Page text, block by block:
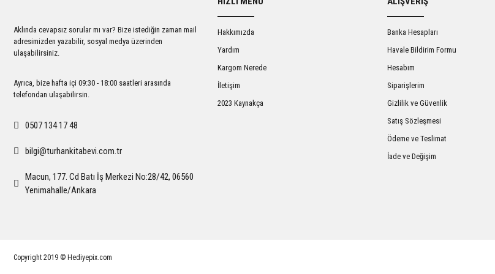
Ürün fiyatı diğer sitelerden daha pahalı.
Bu ürüne benzer farklı alternatifler olmalı.
Gönder
Aklında cevapsız sorular mı var? Bize istediğin zaman mail
adresimizden yazabilir, sosyal medya üzerinden
ulaşabilirsiniz.
Ayrıca, bize hafta içi 09:30 - 18:00 saatleri arasında
telefondan ulaşabilirsin.
0507 134 17 48
bilgi@turhankitabevi.com.tr
Macun, 177. Cd Batı İş Merkezi No:28/42, 06560
Yenimahalle/Ankara
Hakkımızda
Yardım
Kargom Nerede
İletişim
2023 Kaynakça
Banka Hesapları
Havale Bildirim Formu
Hesabım
Siparişlerim
Gizlilik ve Güvenlik
Satış Sözleşmesi
Ödeme ve Teslimat
İade ve Değişim
Copyright 2019 © Hediyepix.com